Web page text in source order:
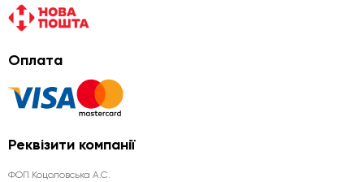
Оплата
Реквізити компанії
ФОП Коцоловська А.С.